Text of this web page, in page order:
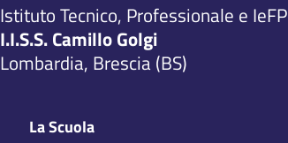
Istituto Tecnico, Professionale e IeFP
I.I.S.S. Camillo Golgi
Lombardia, Brescia (BS)
La Scuola